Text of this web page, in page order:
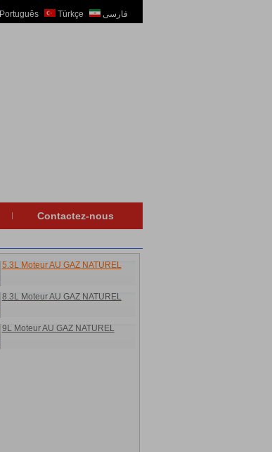
Português Türkçe فارسی
Contactez-nous
5.3L Moteur AU GAZ NATUREL
8.3L Moteur AU GAZ NATUREL
9L Moteur AU GAZ NATUREL